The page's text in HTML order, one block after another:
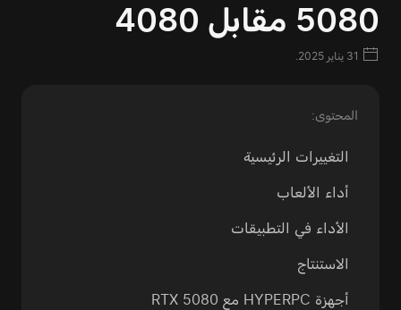
5080 مقابل 4080
المحتوى:
التغييرات الرئيسية
أداء الألعاب
الأداء في التطبيقات
الاستنتاج
أجهزة HYPERPC مع RTX 5080